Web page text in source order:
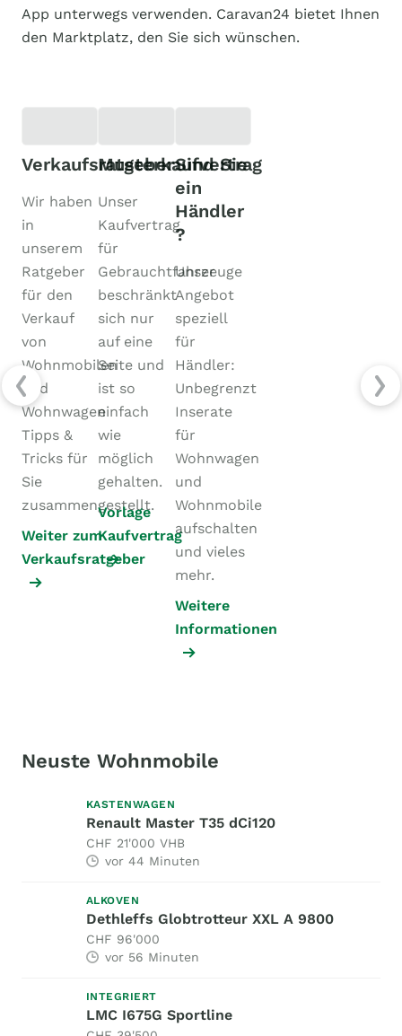
App unterwegs verwenden. Caravan24 bietet Ihnen
den Marktplatz, den Sie sich wünschen.
Verkaufsratgeber
Wir haben
in
unserem
Ratgeber
für den
Verkauf
von
Wohnmobilen
und
Wohnwagen
Tipps &
Tricks für
Sie
zusammengestellt.
Weiter zum
Verkaufsratgeber
Musterkaufvertrag
Unser
Kaufvertrag
für
Gebrauchtfahrzeuge
beschränkt
sich nur
auf eine
Seite und
ist so
einfach
wie
möglich
gehalten.
Vorlage
Kaufvertrag
Sind Sie
ein
Händler
?
Unser
Angebot
speziell
für
Händler:
Unbegrenzt
Inserate
für
Wohnwagen
und
Wohnmobile
aufschalten
und vieles
mehr.
Weitere
Informationen
Neuste Wohnmobile
KASTENWAGEN
Renault Master T35 dCi120
CHF 21'000 VHB
vor 44 Minuten
ALKOVEN
Dethleffs Globtrotteur XXL A 9800
CHF 96'000
vor 56 Minuten
INTEGRIERT
LMC I675G Sportline